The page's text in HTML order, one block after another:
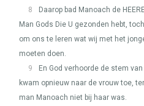
8
Daarop bad Manoach de
Man Gods Die U gezonden hebt,
om ons te leren wat wij met het
moeten doen.
9
En God verhoorde de stem
kwam opnieuw naar de vrouw toe,
man Manoach niet bij haar was.